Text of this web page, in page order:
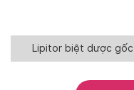
Lipitor biệt dược